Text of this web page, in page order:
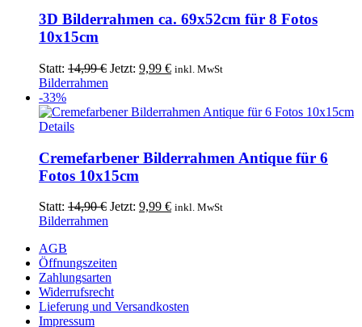
3D Bilderrahmen ca. 69x52cm für 8 Fotos
10x15cm
Statt: 14,99€ Ursprünglicher
14,99 €
Jetzt: 9,99 €Aktueller
9,99 €.
inkl. MwSt
Bilderrahmen
-33%
Details
Cremefarbener Bilderrahmen Antique für 6
Fotos 10x15cm
Statt: 14,90€ Ursprünglicher
Jetzt: 9,99 €Aktueller
inkl. MwSt
Bilderrahmen
AGB
Öffnungszeiten
Zahlungsarten
Widerrufsrecht
Lieferung und Versandkosten
Impressum